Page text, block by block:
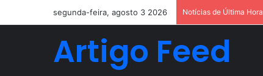
segunda-feira, agosto 3 2026 Notícias de Última Hora
Artigo Feed